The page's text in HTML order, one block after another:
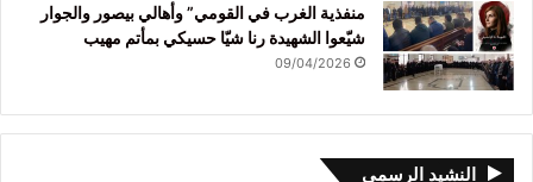
منفذية الغرب في القومي” وأهالي بيصور والجوار
شيّعوا الشهيدة رنا شيّا حسيكي بمأتم مهيب
09/04/2026
النشيد الرسمي